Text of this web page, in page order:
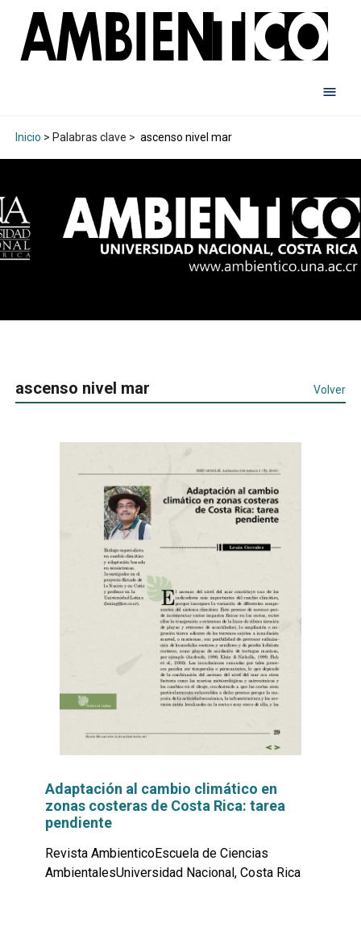
Inicio > Palabras clave > ascenso nivel mar
ascenso nivel mar Volver
Adaptación al cambio climático en
zonas costeras de Costa Rica: tarea
pendiente
Revista AmbienticoEscuela de Ciencias
AmbientalesUniversidad Nacional, Costa Rica